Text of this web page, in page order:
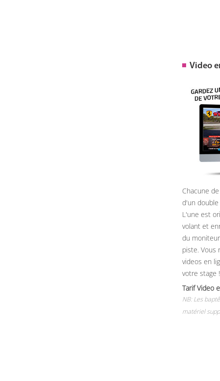
Video
Chacune
d'un
L'une est
volant et
du
piste. Vous
videos en
votre stage !
Tarif Video
NB: Les
matériel